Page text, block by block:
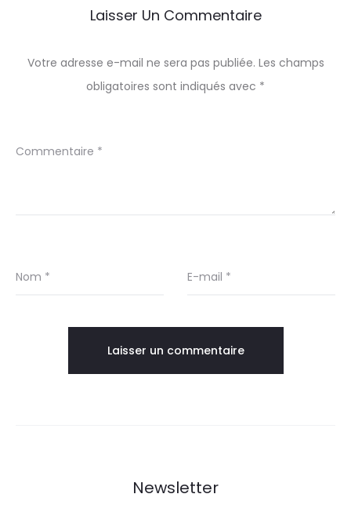
Laisser Un Commentaire
Votre adresse e-mail ne sera pas publiée. Les champs
obligatoires sont indiqués avec *
Commentaire *
Nom * E-mail *
Newsletter